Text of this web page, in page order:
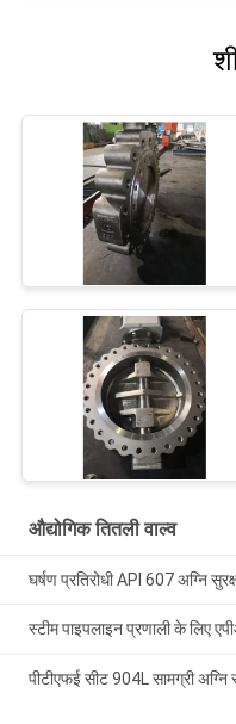
औद्योगिक तितली वाल्व
घर्षण प्रतिरोधी API 607 अग्नि
स्टीम पाइपलाइन प्रणाली के लिए
पीटीएफई सीट 904L सामग्री अग्नि